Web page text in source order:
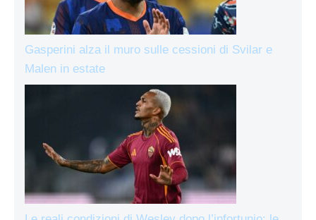
Gasperini alza il muro sulle cessioni di Svilar e
Malen in estate